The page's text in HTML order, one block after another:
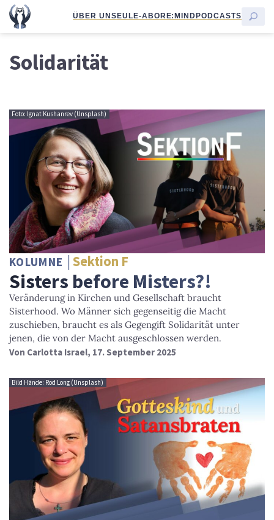
ÜBER UNSEULE-ABORE:MINDPODCASTS
Solidarität
Foto: Ignat Kushanrev (Unsplash)
KOLUMNE Sektion F
Sisters before Misters?!
Veränderung in Kirchen und Gesellschaft braucht
Sisterhood. Wo Männer sich gegenseitig die Macht
zuschieben, braucht es als Gegengift Solidarität unter
jenen, die von der Macht ausgeschlossen werden.
Von Carlotta Israel, 17. September 2025
Bild Hände: Rod Long (Unsplash)